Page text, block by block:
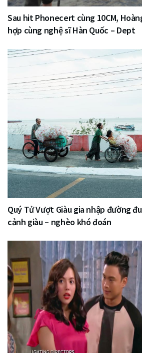
Sau hit Phonecert cùng 10CM,
hợp cùng nghệ sĩ Hàn Quốc – Dept
Quý Tử Vượt Giàu gia nhập đường
cảnh giàu – nghèo khó đoán